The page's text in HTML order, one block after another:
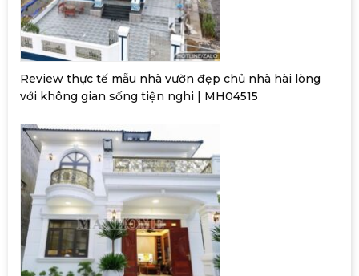
Review thực tế mẫu nhà vườn đẹp chủ nhà hài lòng
với không gian sống tiện nghi | MH04515